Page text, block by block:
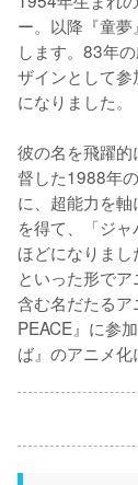
ー。以降『童
します。83年
ザインとして参
になりました。
彼の名を飛躍
督した1988年
に、超能力を
を得て、「ジ
ほどになりま
といった形で
含む名だたる
PEACE』に参
ば』のアニメ化